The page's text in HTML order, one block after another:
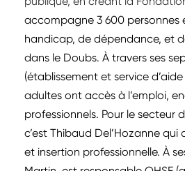
accompagne 3 600 personnes
handicap, de dépendance, et
dans le Doubs. À travers ses
(établissement et service
adultes ont accès à l’emploi,
professionnels. Pour le secteur
c’est Thibaud Del’Hozanne
et insertion professionnelle. À